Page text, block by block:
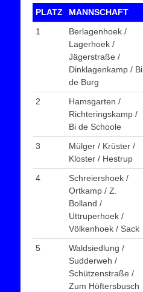
PLATZ MANNSCHAFT
1
Berlagenhoek /
Lagerhoek /
Jägerstraße /
Dinklagenkamp / Bi
de Burg
2
Hamsgarten /
Richteringskamp /
Bi de Schoole
3
Mülger / Krüster /
Kloster / Hestrup
4
Schreiershoek /
Ortkamp / Z.
Bolland /
Uttruperhoek /
Völkenhoek / Sack
5
Waldsiedlung /
Sudderweh /
Schützenstraße /
Zum Höftersbusch